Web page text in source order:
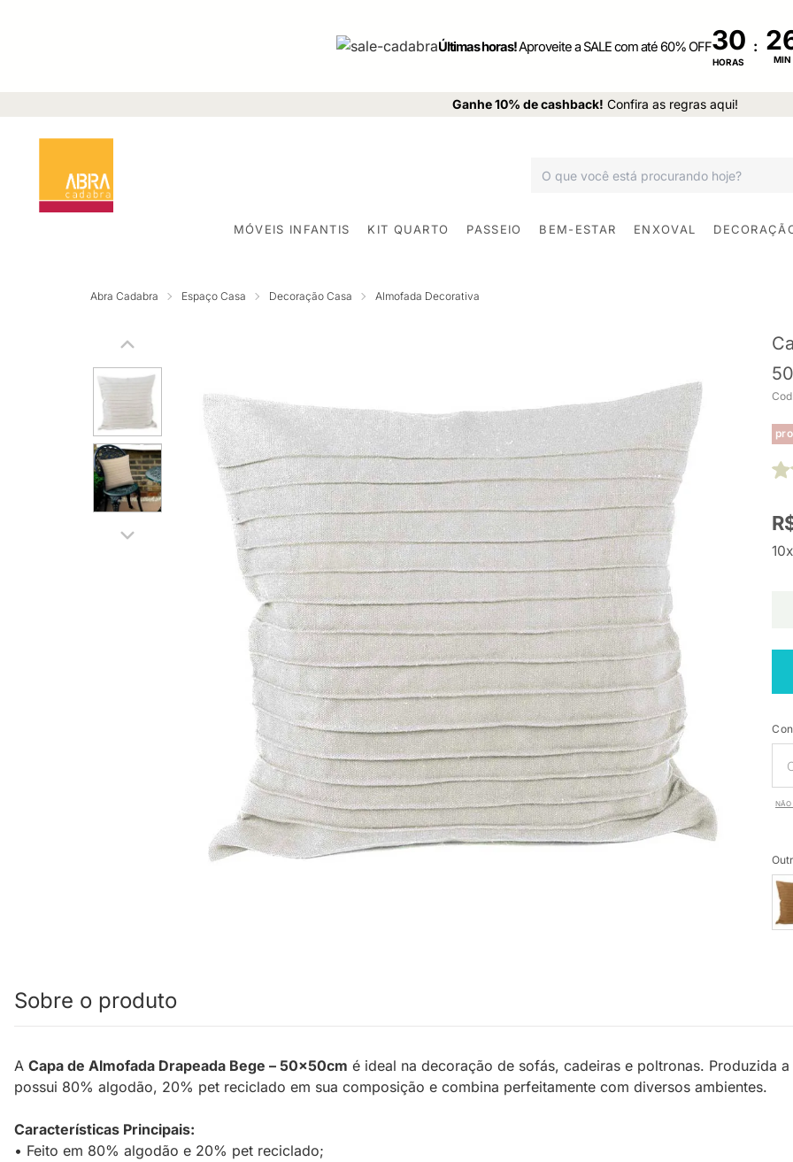
Últimas horas!Aproveite a SALE com até 60% OFF30
HORAS
:
MIN
Ganhe 10% de cashback! Confira as regras aqui!
MÓVEIS INFANTIS KIT QUARTO PASSEIO BEM-ESTAR ENXOVAL
Abra Cadabra Espaço Casa Decoração Casa Almofada Decorativa
NÃO
Sobre o produto
A Capa de Almofada Drapeada Bege – 50x50cm é ideal na decoração de sofás, cadeiras e poltronas. Produzida
possui 80% algodão, 20% pet reciclado em sua composição e combina perfeitamente com diversos ambientes.
Características Principais:
• Feito em 80% algodão e 20% pet reciclado;